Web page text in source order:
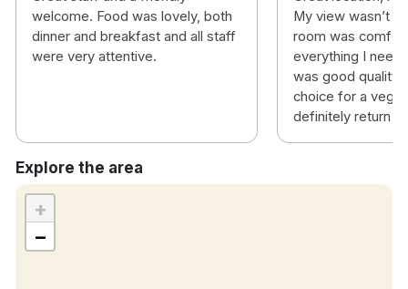
Irish Whisky Museum – 600m – 8min promenad
Christ Church katedral – 600m – 8min promenad
Trinity College – 650m – 8min promenad
Jameson Distillery – 1,1 km – 14 minuters promenad
St Patrick's Cathedral – 1,2 km – 15 minuters
promenad
EPIC Museum – 1,2 km – 15 minuters promenad
welcome. Food was lovely, both
dinner and breakfast and all staff
were very attentive.
My view wasn’t
room was
everything I
was good quality
choice for a
definitely return
Explore the area
+
−